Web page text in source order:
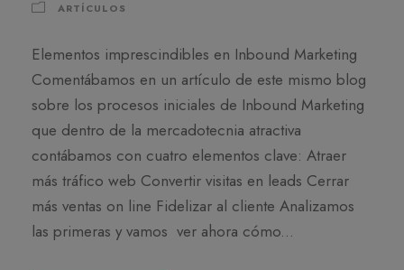
ARTÍCULOS
Elementos imprescindibles en Inbound Marketing
Comentábamos en un artículo de este mismo blog
sobre los procesos iniciales de Inbound Marketing
que dentro de la mercadotecnia atractiva
contábamos con cuatro elementos clave: Atraer
más tráfico web Convertir visitas en leads Cerrar
más ventas on line Fidelizar al cliente Analizamos
las primeras y vamos ver ahora cómo...